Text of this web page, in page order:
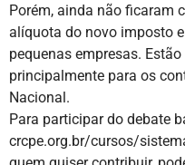
Porém, ainda não ficaram
alíquota do novo imposto
pequenas empresas.
principalmente para os
Nacional.
Para participar do debate
crcpe.org.br/cursos/